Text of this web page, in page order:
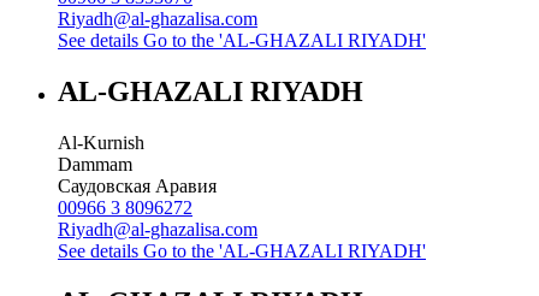
Riyadh@al-ghazalisa.com
See details Go to the 'AL-GHAZALI RIYADH'
AL-GHAZALI RIYADH
Al-Kurnish
Dammam
Саудовская Аравия
00966 3 8096272
Riyadh@al-ghazalisa.com
See details Go to the 'AL-GHAZALI RIYADH'